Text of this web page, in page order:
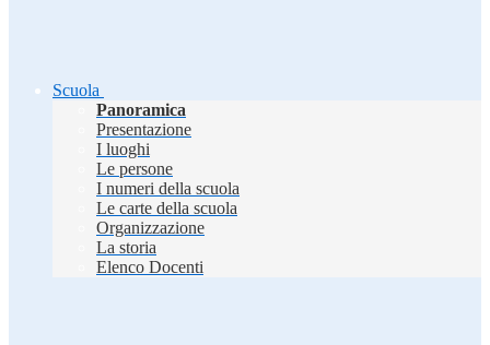
Scuola
Panoramica
Presentazione
I luoghi
Le persone
I numeri della scuola
Le carte della scuola
Organizzazione
La storia
Elenco Docenti